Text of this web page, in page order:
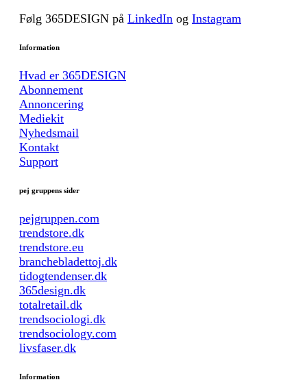
Følg 365DESIGN på LinkedIn og Instagram
Information
Hvad er 365DESIGN
Abonnement
Annoncering
Mediekit
Nyhedsmail
Kontakt
Support
pej gruppens sider
pejgruppen.com
trendstore.dk
trendstore.eu
branchebladettoj.dk
tidogtendenser.dk
365design.dk
totalretail.dk
trendsociologi.dk
trendsociology.com
livsfaser.dk
Information